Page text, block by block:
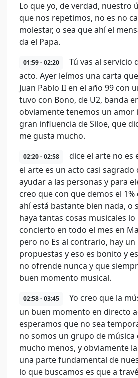
Lo que yo, de verdad, nuestro
que nos repetimos, no es no
molestar, o sea que ahí el
da el Papa.
01:59 - 02:20
Tú vas al servicio
acto. Ayer leímos una carta
Juan Pablo II en el año 99 con
tuvo con Bono, de U2, banda
obviamente tenemos un amor
gran influencia de Siloe, que
me gusta mucho.
02:20 - 02:58
dice el arte no es
el arte es un acto casi sagrado
ayudar a las personas y para
creo que con que demos el 1%
ahí está bastante bien nada, o
haya tantas cosas musicales
concierto en todo el mes en
pero no Es al contrario, hay
propuestas y eso es bonito y
no ofrende nunca y que
buen momento musical.
02:58 - 03:45
Yo creo que la
un buen momento en directo
esperamos que no sea
no somos un grupo de música
mucho menos, y obviamente
una parte fundamental de
lo que buscamos es que a